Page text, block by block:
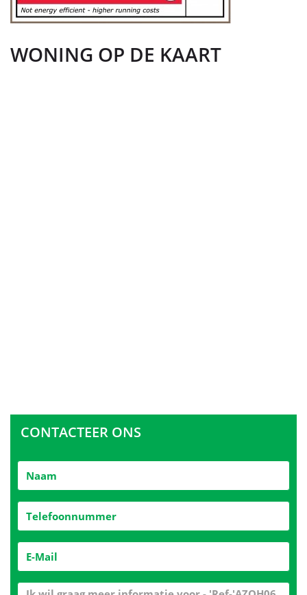
WONING OP DE KAART
CONTACTEER ONS